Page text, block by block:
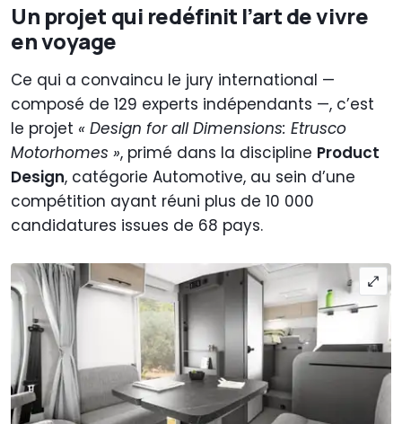
Un projet qui redéfinit l’art de vivre
en voyage
Ce qui a convaincu le jury international —
composé de 129 experts indépendants —, c’est
le projet « Design for all Dimensions: Etrusco
Motorhomes », primé dans la discipline Product
Design, catégorie Automotive, au sein d’une
compétition ayant réuni plus de 10 000
candidatures issues de 68 pays.